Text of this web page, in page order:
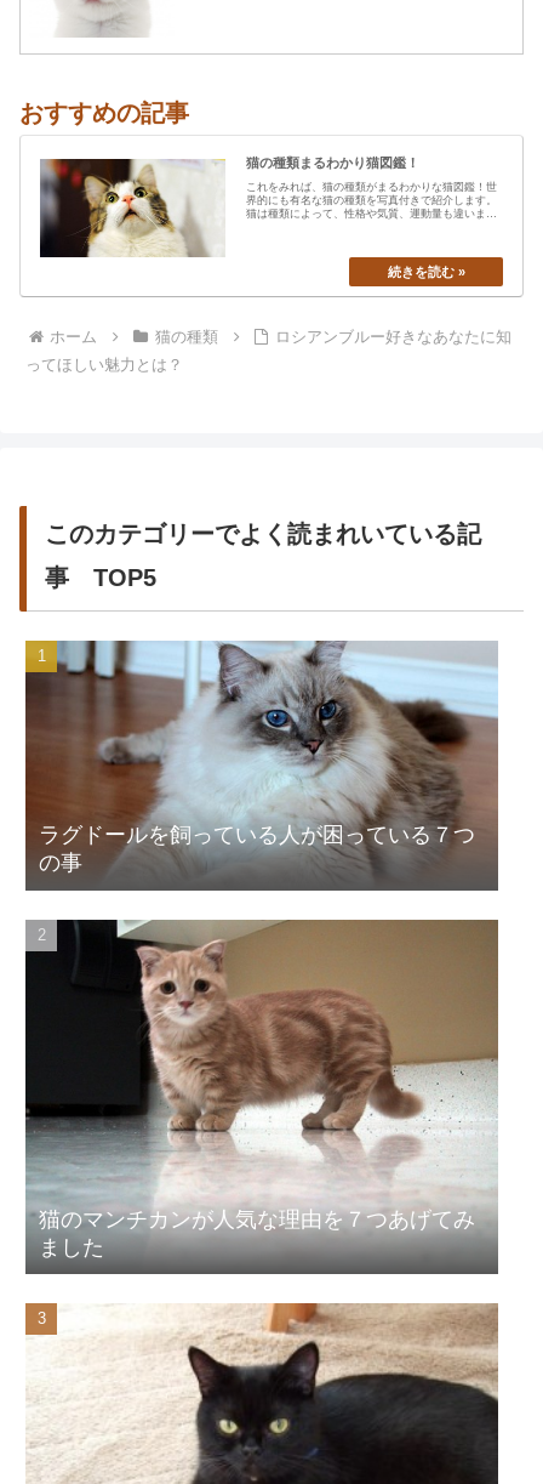
おすすめの記事
猫の種類まるわかり猫図鑑！
これをみれば、猫の種類がまるわかりな猫図鑑！世
界的にも有名な猫の種類を写真付きで紹介します。
猫は種類によって、性格や気質、運動量も違います
ホーム 猫の種類
ロシアンブルー好きなあなたに知
ってほしい魅力とは？
このカテゴリーでよく読まれいている記
事 TOP5
ラグドールを飼っている人が困っている７つ
の事
猫のマンチカンが人気な理由を７つあげてみ
ました